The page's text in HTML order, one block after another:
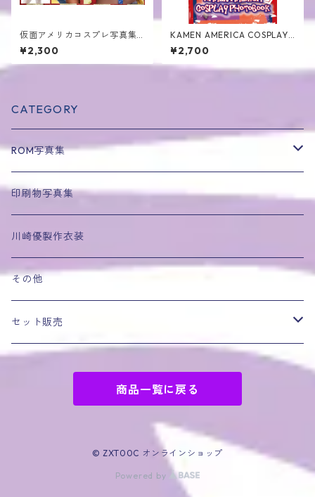
仮面アメリカコスプレ写真集
第3弾＜冊子版/ROM版＞
¥2,300
KAMEN AMERICA COSPLAY
PHOTOBOOK2
¥2,700
CATEGORY
ROM写真集
レースクイーン
競泳水着
ヤサグレセーラー戦士シリーズ
OLシリーズ
パーツフェチ
印刷物写真集
川崎優製作衣装
その他
セット販売
商品一覧に戻る
© ZXT00C オンラインショップ
Powered by